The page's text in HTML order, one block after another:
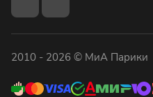
2010 - 2026 © МиА Парики